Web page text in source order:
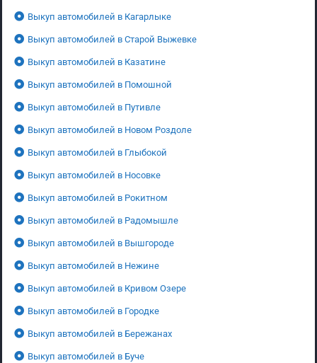
Выкуп автомобилей в Кагарлыке
Выкуп автомобилей в Старой Выжевке
Выкуп автомобилей в Казатине
Выкуп автомобилей в Помошной
Выкуп автомобилей в Путивле
Выкуп автомобилей в Новом Роздоле
Выкуп автомобилей в Глыбокой
Выкуп автомобилей в Носовке
Выкуп автомобилей в Рокитном
Выкуп автомобилей в Радомышле
Выкуп автомобилей в Вышгороде
Выкуп автомобилей в Нежине
Выкуп автомобилей в Кривом Озере
Выкуп автомобилей в Городке
Выкуп автомобилей в Бережанах
Выкуп автомобилей в Буче